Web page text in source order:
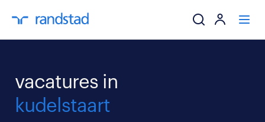
vacatures in
kudelstaart